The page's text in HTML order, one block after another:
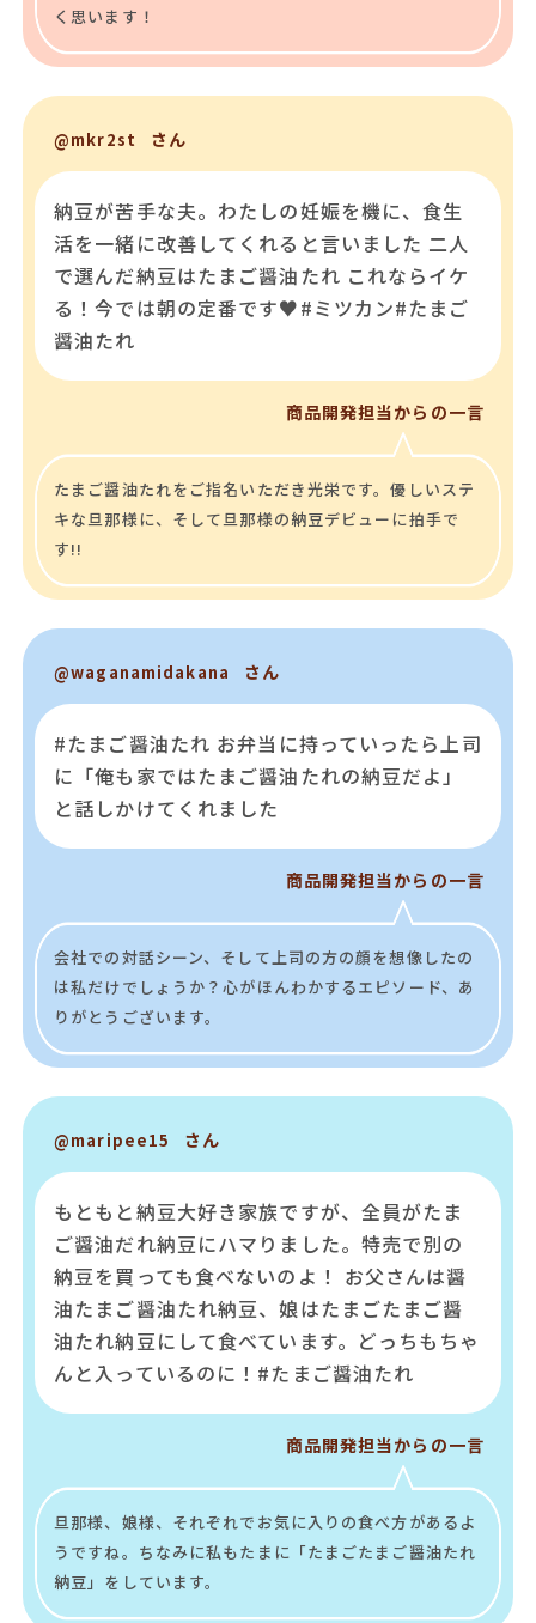
く思います！
@mkr2st さん
納豆が苦手な夫。わたしの妊娠を機に、食生
活を一緒に改善してくれると言いました 二人
で選んだ納豆はたまご醤油たれ これならイケ
る！今では朝の定番です♥#ミツカン#たまご
醤油たれ
商品開発担当からの一言
たまご醤油たれをご指名いただき光栄です。優しいステ
キな旦那様に、そして旦那様の納豆デビューに拍手で
す!!
@waganamidakana さん
#たまご醤油たれ お弁当に持っていったら上司
に「俺も家ではたまご醤油たれの納豆だよ」
と話しかけてくれました
商品開発担当からの一言
会社での対話シーン、そして上司の方の顔を想像したの
は私だけでしょうか？心がほんわかするエピソード、あ
りがとうございます。
@maripee15 さん
もともと納豆大好き家族ですが、全員がたま
ご醤油だれ納豆にハマりました。特売で別の
納豆を買っても食べないのよ！ お父さんは醤
油たまご醤油たれ納豆、娘はたまごたまご醤
油たれ納豆にして食べています。どっちもちゃ
んと入っているのに！#たまご醤油たれ
商品開発担当からの一言
旦那様、娘様、それぞれでお気に入りの食べ方があるよ
うですね。ちなみに私もたまに「たまごたまご醤油たれ
納豆」をしています。